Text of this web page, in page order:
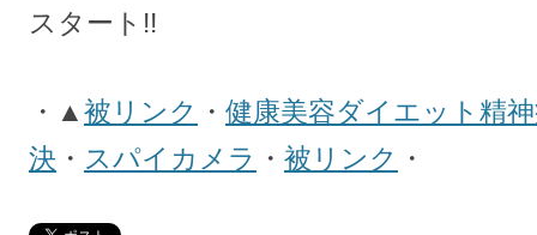
スタート!!
・▲被リンク ・ 健康美容ダイエット精
決・ スパイカメラ ・ 被リンク ・